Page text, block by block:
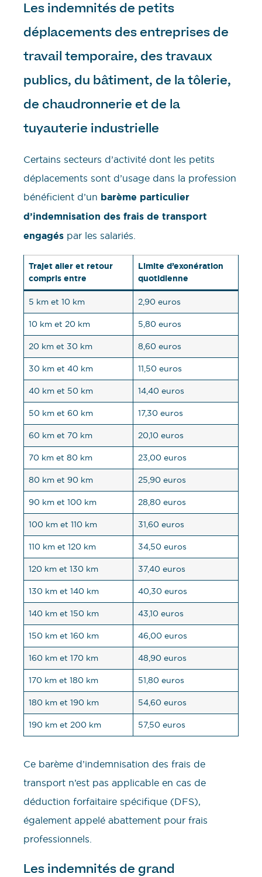
Les indemnités de petits
déplacements des entreprises de
travail temporaire, des travaux
publics, du bâtiment, de la tôlerie,
de chaudronnerie et de la
tuyauterie industrielle
Certains secteurs d’activité dont les petits
déplacements sont d’usage dans la profession
bénéficient d’un barème particulier
d’indemnisation des frais de transport
engagés par les salariés.
Trajet aller et retour
compris entre
Limite d’exonération
quotidienne
5 km et 10 km 2,90 euros
10 km et 20 km 5,80 euros
20 km et 30 km 8,60 euros
30 km et 40 km 11,50 euros
40 km et 50 km 14,40 euros
50 km et 60 km 17,30 euros
60 km et 70 km 20,10 euros
70 km et 80 km 23,00 euros
80 km et 90 km 25,90 euros
90 km et 100 km 28,80 euros
100 km et 110 km 31,60 euros
110 km et 120 km 34,50 euros
120 km et 130 km 37,40 euros
130 km et 140 km 40,30 euros
140 km et 150 km 43,10 euros
150 km et 160 km 46,00 euros
160 km et 170 km 48,90 euros
170 km et 180 km 51,80 euros
180 km et 190 km 54,60 euros
190 km et 200 km 57,50 euros
Ce barème d’indemnisation des frais de
transport n’est pas applicable en cas de
déduction forfaitaire spécifique (DFS),
également appelé abattement pour frais
professionnels.
Les indemnités de grand